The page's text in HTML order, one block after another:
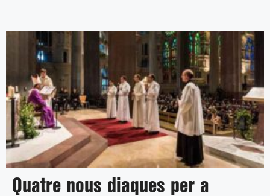
Quatre nous diaques per a